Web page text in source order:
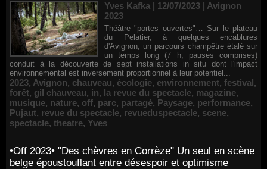
Yves Kafka | 12/07/2023 | Avignon
2023
Théâtre "portes ouvertes"… Sur le plateau
du Pelatier, à quelques encablures
d'Avignon, un parcours champêtre étalé sur
un temps long (7 h, pauses comprises)
conduit à la découverte de sept installations in situ dont l'impact
environnemental est inversement proportionnel à leur potentiel...
2023, Avignon, chauveau, écologie, environnement, festival,
forêt, gil chauveau, in, la revue du spectacle, magazine,
musique, nature, off, parc, partagé, Paysage, performance,
Pujaut, revue du spectacle, revueduspectacle, scene,
spectacle, theatre, Yves
•Off 2023• "Des chèvres en Corrèze" Un seul en scène
belge époustouflant entre désespoir et optimisme